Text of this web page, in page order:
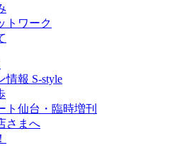
トワーク
情報 S-style
ト仙台・臨時増刊
さまへ